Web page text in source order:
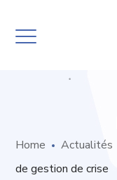
Home Actualités
de gestion de crise